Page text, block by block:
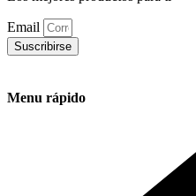
Email
Suscribirse
Menu rápido